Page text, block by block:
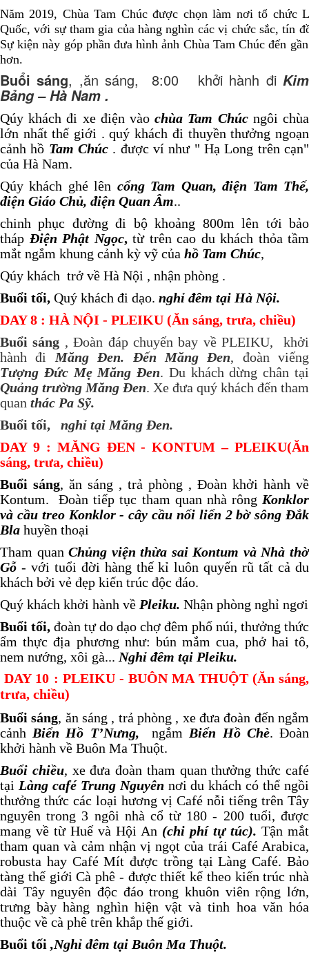
Năm 2019, Chùa Tam Chúc được chọn làm nơi tổ chức
Quốc, với sự tham gia của hàng nghìn các vị chức sắc, tín
Sự kiện này góp phần đưa hình ảnh Chùa Tam Chúc đến
hơn.
Buổi sáng, ,ăn sáng, 8:00 khởi hành điKim
Bảng – Hà Nam .
Qúy khách đi xe điện vàochùa Tam Chúcngôi chùa
lớn nhất thế giới . quý khách đi thuyền thưởng ngoạn
cảnh hồ Tam Chúc . được ví như " Hạ Long trên cạn"
của Hà Nam.
Qúy khách ghé lên cổng Tam Quan, điện Tam Thế,
điện Giáo Chủ, điện Quan Âm..
chinh phục đường đi bộ khoảng 800m lên tới bảo
tháp Điện Phật Ngọc,từ trên cao du khách thỏa tầm
mắt ngắm khung cảnh kỳ vỹ của hồ Tam Chúc,
Qúy khách trở về Hà Nội , nhận phòng .
Buổi tối, Quý khách đi dạo. nghỉ đêm tại Hà Nội.
DAY8 : HÀ NỘI - PLEIKU (Ăn sáng, trưa, chiều)
Buổi sáng , Đoàn đáp chuyến bay về PLEIKU, khởi
hành đi Măng Đen. Đến Măng Đen, đoàn viếng
Tượng Đức Mẹ Măng Đen. Du khách dừng chân tại
Quảng trường Măng Đen. Xe đưa quý khách đến tham
quan thác Pa Sỹ.
Buổi tối,
nghỉ tại Măng Đen.
DAY 9: MĂNG ĐEN - KONTUM – PLEIKU(Ăn
sáng, trưa, chiều)
Buổi sáng, ăn sáng , trả phòng , Đoàn khởi hành về
Kontum. Đoàn tiếp tục tham quan nhà rông Konklor
và cầu treo Konklor - cây cầu nối liển 2 bờ sông Đắk
Bla huyền thoại
Tham quanChủng viện thừa sai Kontum và Nhà thờ
Gỗ - với tuổi đời hàng thế kỉ luôn quyến rũ tất cả du
khách bởi vẻ đẹp kiến trúc độc đáo.
Quý khách khởi hành về Pleiku. Nhận phòng nghỉ ngơi
Buổi tối, đoàn tự do dạo chợ đêm phố núi, thưởng thức
ẩm thực địa phương như: bún mắm cua, phở hai tô,
nem nướng, xôi gà... Nghỉ đêm tại Pleiku.
DAY 10 : PLEIKU - BUÔN MA THUỘT (Ăn sáng,
trưa, chiều)
Buổi sáng, ăn sáng , trả phòng , xe đưa đoàn đến ngắm
cảnh Biển Hồ T’Nưng, ngắm Biển Hồ Chè. Đoàn
khởi hành về Buôn Ma Thuột.
Buổi chiều, xe đưa đoàn tham quan thưởng thức café
tại Làng café Trung Nguyên nơi du khách có thể ngồi
thưởng thức các loại hương vị Café nỗi tiếng trên Tây
nguyên trong 3 ngôi nhà cổ từ 180 - 200 tuổi, được
mang về từ Huế và Hội An (chi phí tự túc). Tận mắt
tham quan và cảm nhận vị ngọt của trái Café Arabica,
robusta hay Café Mít được trồng tại Làng Café. Bảo
tàng thế giới Cà phê - được thiết kế theo kiến trúc nhà
dài Tây nguyên độc đáo trong khuôn viên rộng lớn,
trưng bày hàng nghìn hiện vật và tinh hoa văn hóa
thuộc về cà phê trên khắp thế giới.
Buổi tối ,Nghỉ đêm tại Buôn Ma Thuột.